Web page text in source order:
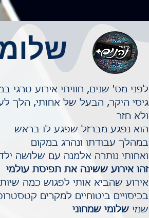
לפני מס' שנים, חוויתי אירוע טרגי
גיסי היקר, הבעל של אחותי, הלך
ולא חזר
הוא נפגע מברזל שפגע לו בראש
במהלך עבודתו ונהרג במקום
ואחותי נותרה אלמנה עם שלושה
זהו אירוע ששינה את תפיסת עולמי
אירוע שהביא אותי לפגוש כמה
בכיסויים ביטוחיים למקרים
שמי שלומי שמחוני